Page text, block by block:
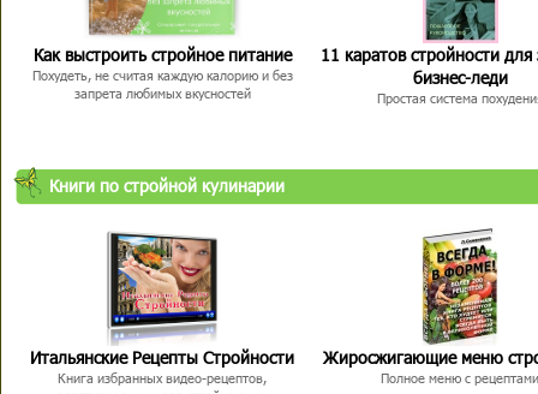
Как выстроить стройное питание
Похудеть, не считая каждую калорию и без
запрета любимых вкусностей
11 каратов стройности для
бизнес-леди
Простая система
Книги по стройной кулинарии
Итальянские Рецепты Стройности
Книга избранных видео-рецептов,
Жиросжигающие меню
Полное меню с рецептами